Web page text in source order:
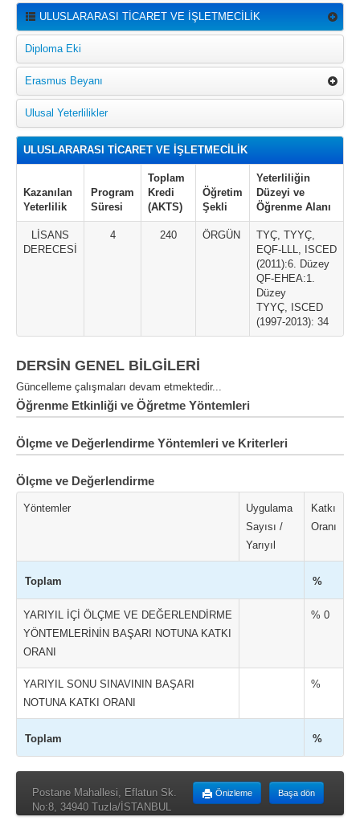
ULUSLARARASI TİCARET VE İŞLETMECİLİK
Diploma Eki
Erasmus Beyanı
Ulusal Yeterlilikler
ULUSLARARASI TİCARET VE İŞLETMECİLİK
Kazanılan
Yeterlilik
Program
Süresi
Toplam
Kredi
(AKTS)
Öğretim
Şekli
Yeterliliğin
Düzeyi ve
Öğrenme Alanı
LİSANS
DERECESİ
4 240 ÖRGÜN
TYÇ, TYYÇ,
EQF-LLL, ISCED
(2011):6. Düzey
QF-EHEA:1.
Düzey
TYYÇ, ISCED
(1997-2013): 34
DERSİN GENEL BİLGİLERİ
Güncelleme çalışmaları devam etmektedir...
Öğrenme Etkinliği ve Öğretme Yöntemleri
Ölçme ve Değerlendirme Yöntemleri ve Kriterleri
Ölçme ve Değerlendirme
Yöntemler
Uygulama
Sayısı /
Yarıyıl
Katkı
Oranı
Toplam %
YARIYIL İÇİ ÖLÇME VE DEĞERLENDİRME
YÖNTEMLERİNİN BAŞARI NOTUNA KATKI
ORANI
% 0
YARIYIL SONU SINAVININ BAŞARI
NOTUNA KATKI ORANI
%
Toplam %
Başa dön
Önizleme
Postane Mahallesi, Eflatun Sk.
No:8, 34940 Tuzla/İSTANBUL